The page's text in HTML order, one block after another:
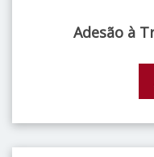
Adesão à